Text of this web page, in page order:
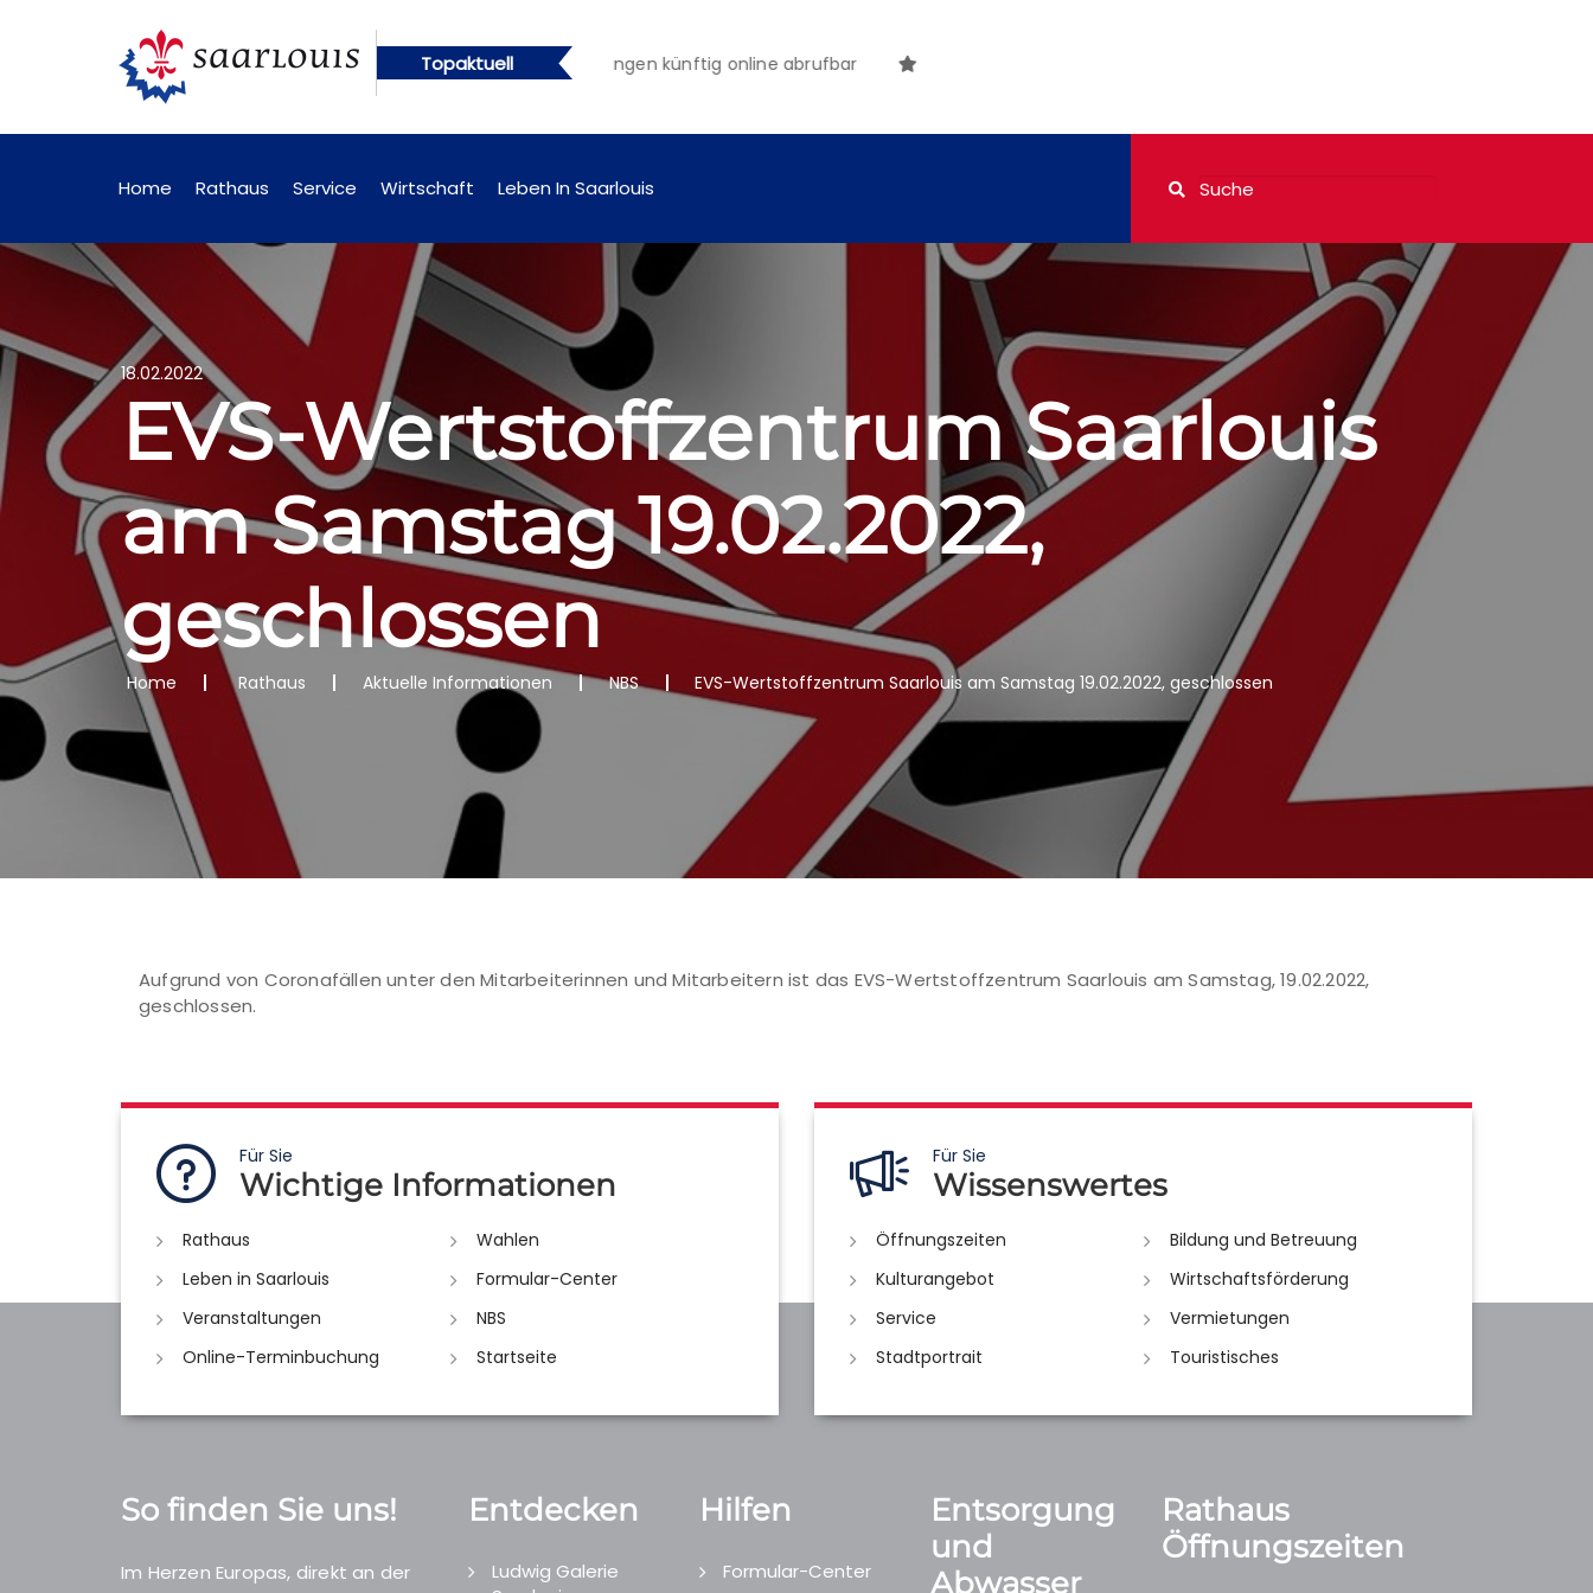
Topaktuell
künftig online abrufbar Öffentliche Bekanntmachungen künftig online abrufbar
Home Rathaus Service Wirtschaft Leben In Saarlouis
18.02.2022
EVS-Wertstoffzentrum Saarlouis
am Samstag 19.02.2022,
geschlossen
Home Rathaus Aktuelle Informationen NBS EVS-Wertstoffzentrum Saarlouis am Samstag 19.02.2022, geschlossen
Aufgrund von Coronafällen unter den Mitarbeiterinnen und Mitarbeitern ist das EVS-Wertstoffzentrum Saarlouis am Samstag, 19.02.2022,
geschlossen.
Für Sie
Wichtige Informationen
Rathaus
Wahlen
Leben in Saarlouis
Formular-Center
Veranstaltungen
NBS
Online-Terminbuchung
Startseite
Für Sie
Wissenswertes
Öffnungszeiten
Bildung und Betreuung
Kulturangebot
Wirtschaftsförderung
Service
Vermietungen
Stadtportrait
Touristisches
So finden Sie uns!
Im Herzen Europas, direkt an der
Entdecken
Ludwig Galerie
Hilfen
Formular-Center
Entsorgung
und
Abwasser
Rathaus
Öffnungszeiten